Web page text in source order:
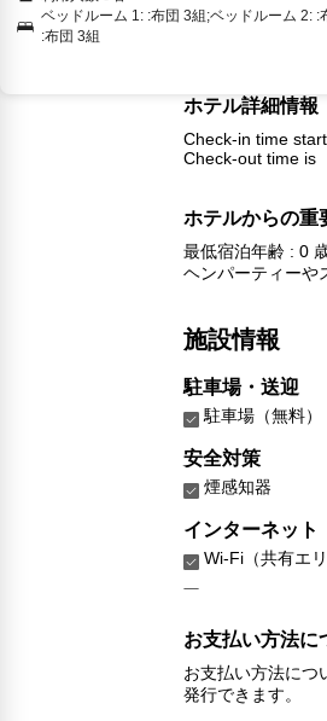
ベッドルーム 1: :布団 3組;ベッドルーム 2: :
:布団 3組
ホテル詳細情報
Check-in time
Check-out time is
ホテルからの重
最低宿泊年齢 : 0
ヘンパーティーや
施設情報
駐車場・送迎
駐車場（無料）
安全対策
煙感知器
インターネット
Wi-Fi（共有エリ
お支払い方法に
お支払い方法につ
発行できます。